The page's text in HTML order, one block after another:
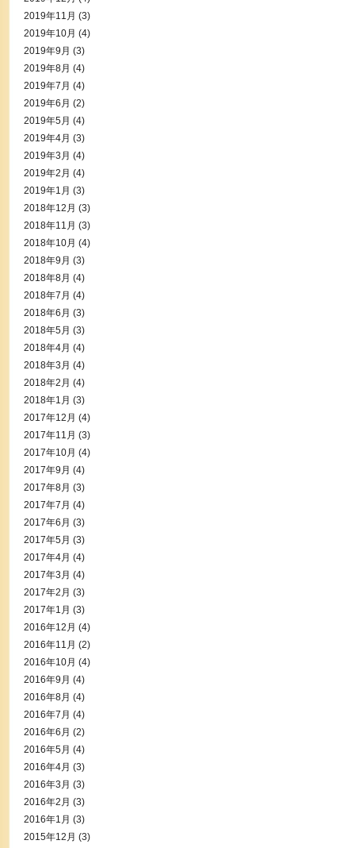
2019年11月 (3)
2019年10月 (4)
2019年9月 (3)
2019年8月 (4)
2019年7月 (4)
2019年6月 (2)
2019年5月 (4)
2019年4月 (3)
2019年3月 (4)
2019年2月 (4)
2019年1月 (3)
2018年12月 (3)
2018年11月 (3)
2018年10月 (4)
2018年9月 (3)
2018年8月 (4)
2018年7月 (4)
2018年6月 (3)
2018年5月 (3)
2018年4月 (4)
2018年3月 (4)
2018年2月 (4)
2018年1月 (3)
2017年12月 (4)
2017年11月 (3)
2017年10月 (4)
2017年9月 (4)
2017年8月 (3)
2017年7月 (4)
2017年6月 (3)
2017年5月 (3)
2017年4月 (4)
2017年3月 (4)
2017年2月 (3)
2017年1月 (3)
2016年12月 (4)
2016年11月 (2)
2016年10月 (4)
2016年9月 (4)
2016年8月 (4)
2016年7月 (4)
2016年6月 (2)
2016年5月 (4)
2016年4月 (3)
2016年3月 (3)
2016年2月 (3)
2016年1月 (3)
2015年12月 (3)